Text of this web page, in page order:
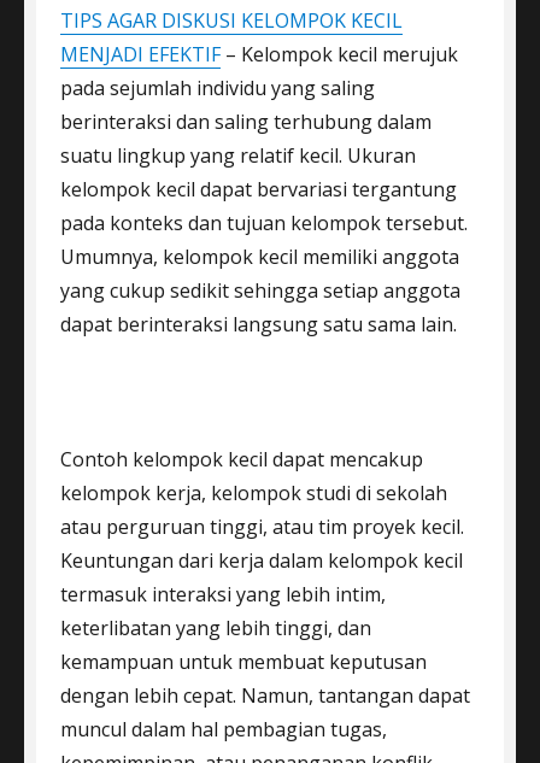
TIPS AGAR DISKUSI KELOMPOK KECIL
MENJADI EFEKTIF– Kelompok kecil merujuk
pada sejumlah individu yang saling
berinteraksi dan saling terhubung dalam
suatu lingkup yang relatif kecil. Ukuran
kelompok kecil dapat bervariasi tergantung
pada konteks dan tujuan kelompok tersebut.
Umumnya, kelompok kecil memiliki anggota
yang cukup sedikit sehingga setiap anggota
dapat berinteraksi langsung satu sama lain.
Contoh kelompok kecil dapat mencakup
kelompok kerja, kelompok studi di sekolah
atau perguruan tinggi, atau tim proyek kecil.
Keuntungan dari kerja dalam kelompok kecil
termasuk interaksi yang lebih intim,
keterlibatan yang lebih tinggi, dan
kemampuan untuk membuat keputusan
dengan lebih cepat. Namun, tantangan dapat
muncul dalam hal pembagian tugas,